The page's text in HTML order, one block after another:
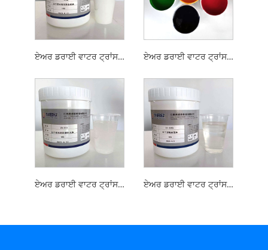
ਏਅਰ ਡਰਾਈ ਵਾਟਰ ਟ੍ਰਾਂਸਫਰ ਸਕ੍ਰੀਨ ਪ੍ਰਿੰਟਿੰਗ ਗੋਲਡ ਸਟੈਂਪਿੰਗ ਪ੍ਰਾਈਮਰ ਏਅਰ ਡਰਾਈ ਵਾਟਰ ਟ੍ਰਾਂਸਫਰ ਸਕ੍ਰੀਨ ਪ੍ਰਿੰਟਿੰਗ 29 ਸੀਰੀਜ਼ ਕਲਰ ਇੰਕ
ਏਅਰ ਡਰਾਈ ਵਾਟਰ ਟ੍ਰਾਂਸਫਰ ਪ੍ਰਿੰਟਿੰਗ ਸਕ੍ਰੀਨ ਕਲਰ ਐਡਜਸਟ ਕਰਨ ਵਾਲੀ ਵਾਰਨਿਸ਼ ਏਅਰ ਡਰਾਈ ਵਾਟਰ ਟ੍ਰਾਂਸਫਰ ਸਕ੍ਰੀਨ ਬੈਰੀਅਰ ਵਾਰਨਿਸ਼